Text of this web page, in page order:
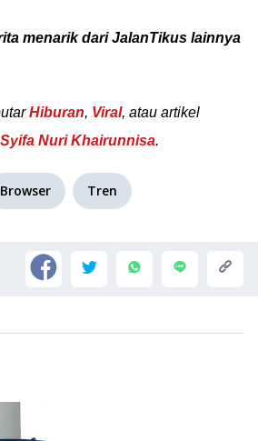
menarik dari JalanTikus lainnya
Hiburan, Viral, atau artikel
Syifa Nuri Khairunnisa.
Browser Tren